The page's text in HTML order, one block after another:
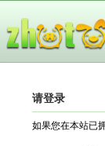
请登录
如果您在本站已